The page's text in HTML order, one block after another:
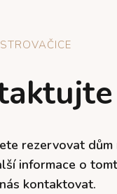
rezervovat dům
informace o
kontaktovat.